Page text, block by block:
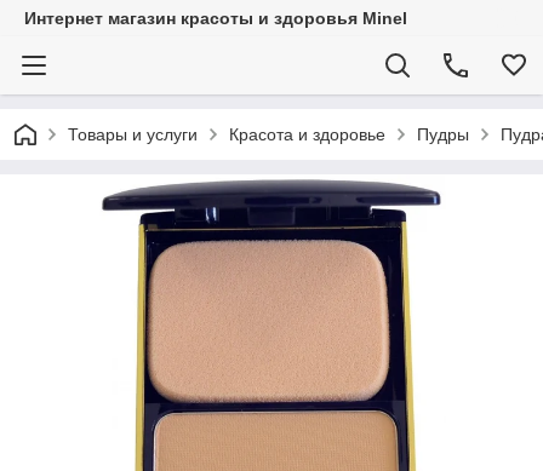
Интернет магазин красоты и здоровья Minel
Товары и услуги Красота и здоровье Пудры